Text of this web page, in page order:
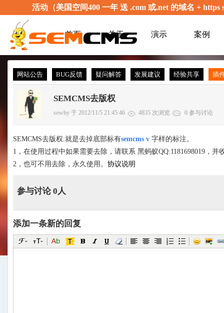
活动（美国空间400 一年 送 .com 或.net 的域名 +
首页 关于 演示 案例
网站公告 BUG反馈 疑问解答 发展建议 经验共享 插
SEMCMS去版权
sowhy 于 2012/11/5 21:45:46 4835 次浏览 0 参与讨论
SEMCMS去版权:就是去掉底部标有semcms v 字样的标注。
1，在使用过程中如果需要去除，请联系 黑蚂蚁QQ:1181698019，并
2，也可不用去除，永久使用。 协议说明
参与讨论 0人
添加一条新的回复